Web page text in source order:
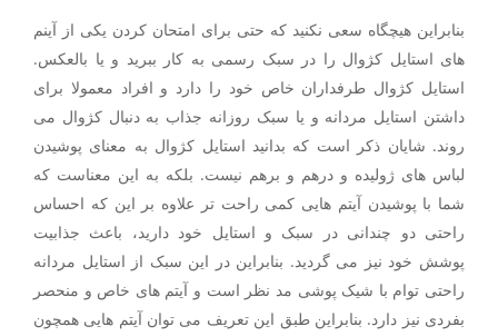
بنابراین هیچگاه سعی نکنید که حتی برای امتحان کردن یکی از آینم
های استایل کژوال را در سبک رسمی به کار ببرید و یا بالعکس.
استایل کژوال طرفداران خاص خود را دارد و افراد معمولا برای
داشتن استایل مردانه و یا سبک روزانه جذاب به دنبال کژوال می
روند. شایان ذکر است که بدانید استایل کژوال به معنای پوشیدن
لباس های ژولیده و درهم و برهم نیست. بلکه به این معناست که
شما با پوشیدن آیتم هایی کمی راحت تر علاوه بر این که احساس
راحتی دو چندانی در سبک و استایل خود دارید، باعث جذابیت
پوشش خود نیز می گردید. بنابراین در این سبک از استایل مردانه
راحتی توام با شیک پوشی مد نظر است و آیتم های خاص و منحصر
بفردی نیز دارد. بنابراین طبق این تعریف می توان آیتم هایی همچون